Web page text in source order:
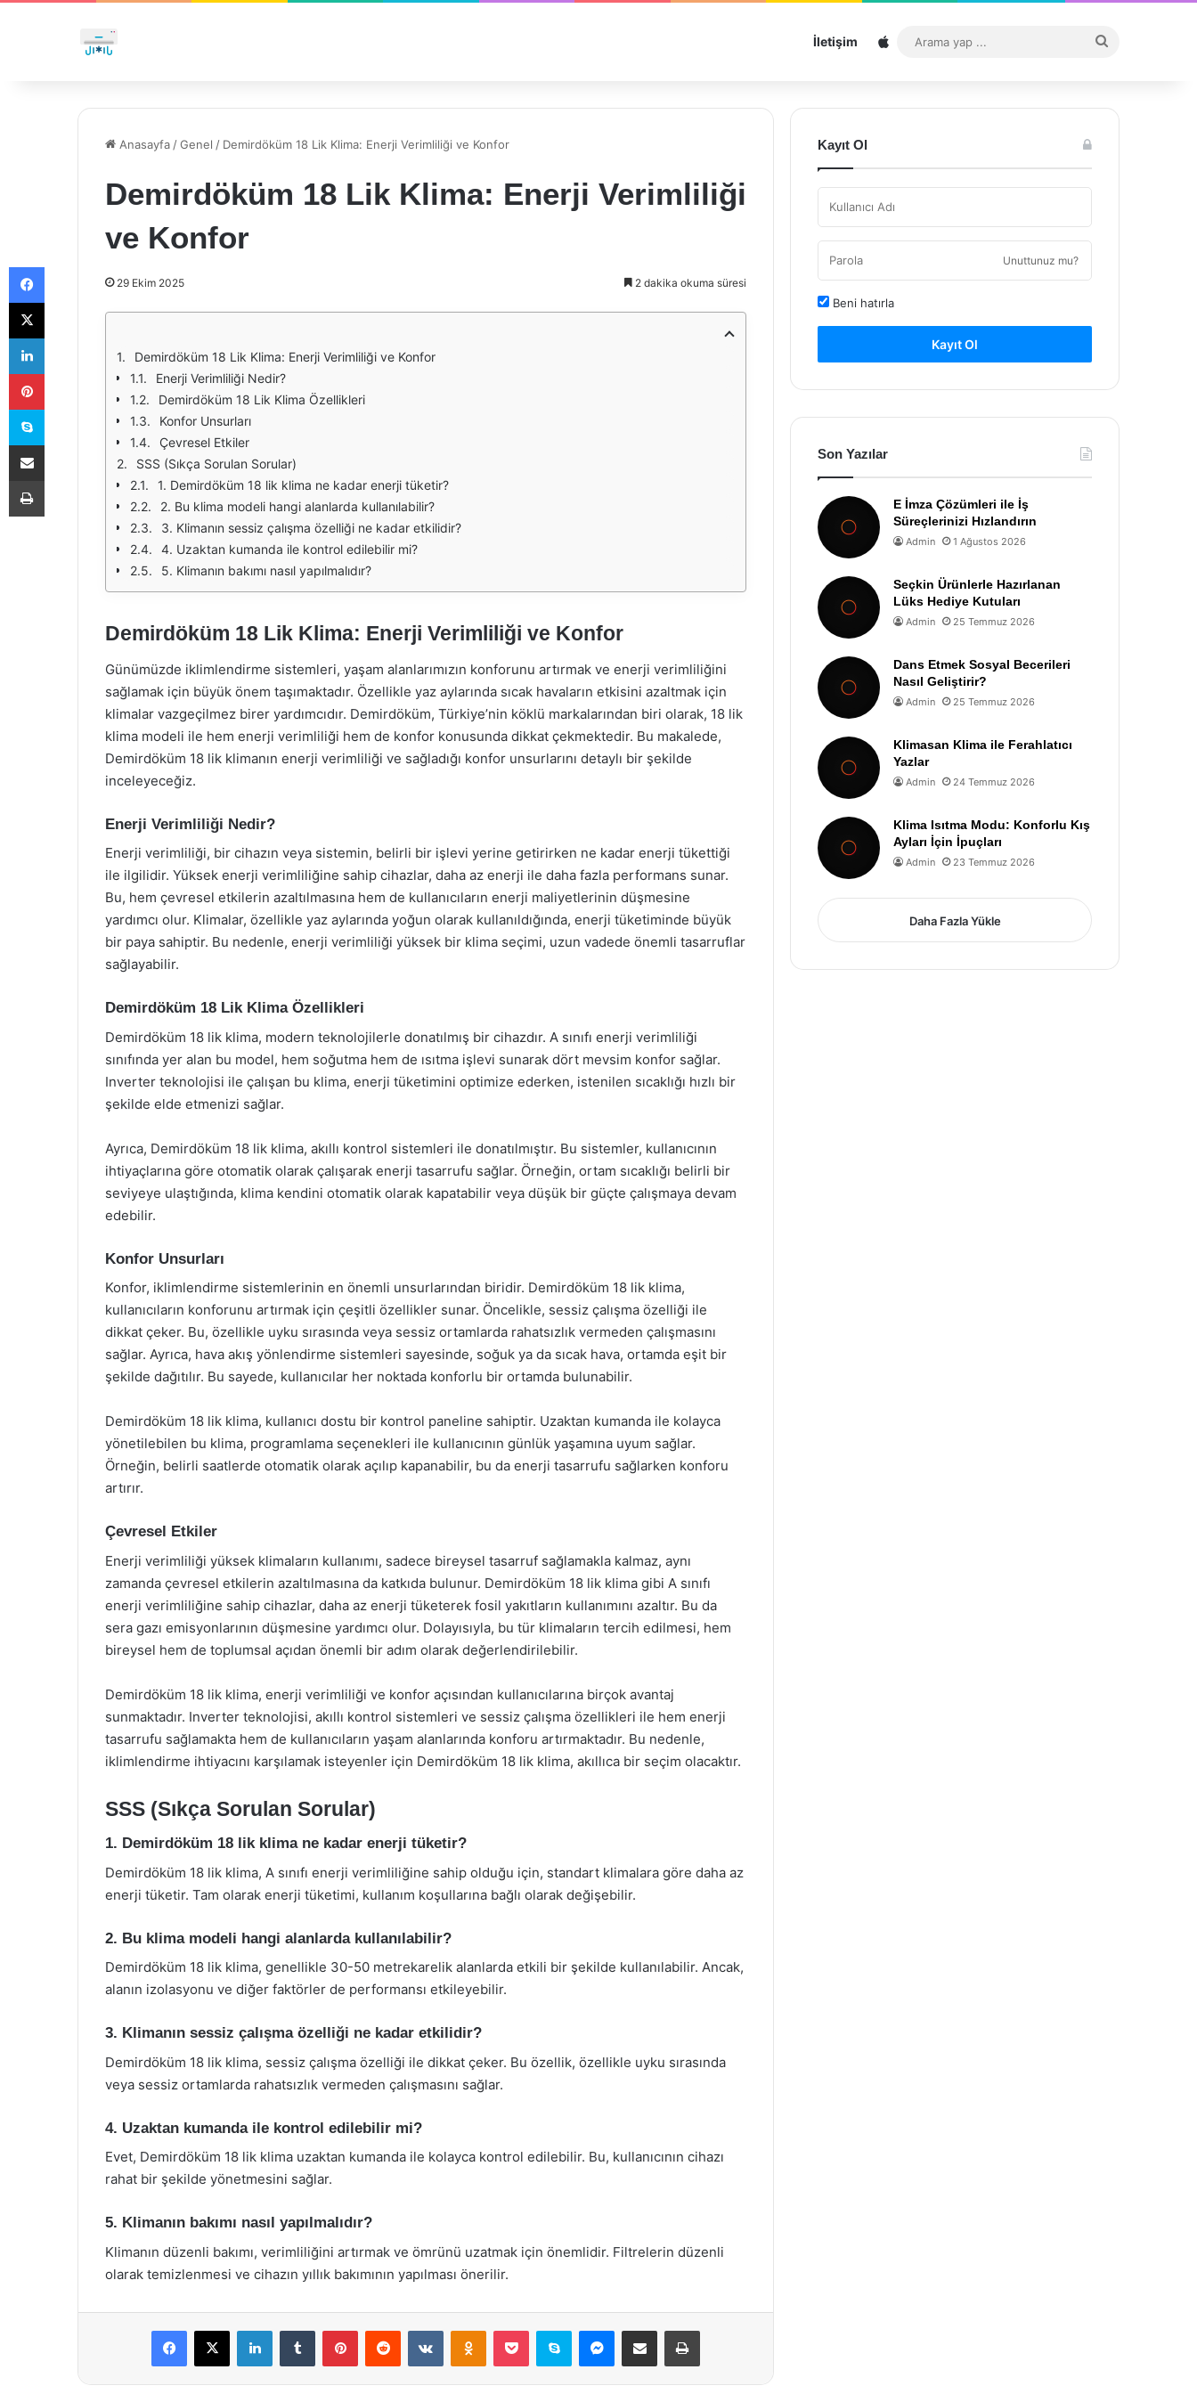
İletişim Sitemap
...
Anasayfa /Genel / Demirdöküm 18 Lik Klima: Enerji Verimliliği ve Konfor
Demirdöküm 18 Lik Klima: Enerji Verimliliği
ve Konfor
29 Ekim 2025 2 dakika okuma süresi
Demirdöküm 18 Lik Klima: Enerji Verimliliği ve Konfor
Enerji Verimliliği Nedir?
Demirdöküm 18 Lik Klima Özellikleri
Konfor Unsurları
Çevresel Etkiler
SSS (Sıkça Sorulan Sorular)
1. Demirdöküm 18 lik klima ne kadar enerji tüketir?
2. Bu klima modeli hangi alanlarda kullanılabilir?
3. Klimanın sessiz çalışma özelliği ne kadar etkilidir?
4. Uzaktan kumanda ile kontrol edilebilir mi?
5. Klimanın bakımı nasıl yapılmalıdır?
Demirdöküm 18 Lik Klima: Enerji Verimliliği ve Konfor
Günümüzde iklimlendirme sistemleri, yaşam alanlarımızın konforunu artırmak ve enerji verimliliğini
sağlamak için büyük önem taşımaktadır. Özellikle yaz aylarında sıcak havaların etkisini azaltmak için
klimalar vazgeçilmez birer yardımcıdır. Demirdöküm, Türkiye’nin köklü markalarından biri olarak, 18 lik
klima modeli ile hem enerji verimliliği hem de konfor konusunda dikkat çekmektedir. Bu makalede,
Demirdöküm 18 lik klimanın enerji verimliliği ve sağladığı konfor unsurlarını detaylı bir şekilde
inceleyeceğiz.
Enerji Verimliliği Nedir?
Enerji verimliliği, bir cihazın veya sistemin, belirli bir işlevi yerine getirirken ne kadar enerji tükettiği
ile ilgilidir. Yüksek enerji verimliliğine sahip cihazlar, daha az enerji ile daha fazla performans sunar.
Bu, hem çevresel etkilerin azaltılmasına hem de kullanıcıların enerji maliyetlerinin düşmesine
yardımcı olur. Klimalar, özellikle yaz aylarında yoğun olarak kullanıldığında, enerji tüketiminde büyük
bir paya sahiptir. Bu nedenle, enerji verimliliği yüksek bir klima seçimi, uzun vadede önemli tasarruflar
sağlayabilir.
Demirdöküm 18 Lik Klima Özellikleri
Demirdöküm 18 lik klima, modern teknolojilerle donatılmış bir cihazdır. A sınıfı enerji verimliliği
sınıfında yer alan bu model, hem soğutma hem de ısıtma işlevi sunarak dört mevsim konfor sağlar.
Inverter teknolojisi ile çalışan bu klima, enerji tüketimini optimize ederken, istenilen sıcaklığı hızlı bir
şekilde elde etmenizi sağlar.
Ayrıca, Demirdöküm 18 lik klima, akıllı kontrol sistemleri ile donatılmıştır. Bu sistemler, kullanıcının
ihtiyaçlarına göre otomatik olarak çalışarak enerji tasarrufu sağlar. Örneğin, ortam sıcaklığı belirli bir
seviyeye ulaştığında, klima kendini otomatik olarak kapatabilir veya düşük bir güçte çalışmaya devam
edebilir.
Konfor Unsurları
Konfor, iklimlendirme sistemlerinin en önemli unsurlarından biridir. Demirdöküm 18 lik klima,
kullanıcıların konforunu artırmak için çeşitli özellikler sunar. Öncelikle, sessiz çalışma özelliği ile
dikkat çeker. Bu, özellikle uyku sırasında veya sessiz ortamlarda rahatsızlık vermeden çalışmasını
sağlar. Ayrıca, hava akış yönlendirme sistemleri sayesinde, soğuk ya da sıcak hava, ortamda eşit bir
şekilde dağıtılır. Bu sayede, kullanıcılar her noktada konforlu bir ortamda bulunabilir.
Demirdöküm 18 lik klima, kullanıcı dostu bir kontrol paneline sahiptir. Uzaktan kumanda ile kolayca
yönetilebilen bu klima, programlama seçenekleri ile kullanıcının günlük yaşamına uyum sağlar.
Örneğin, belirli saatlerde otomatik olarak açılıp kapanabilir, bu da enerji tasarrufu sağlarken konforu
artırır.
Çevresel Etkiler
Enerji verimliliği yüksek klimaların kullanımı, sadece bireysel tasarruf sağlamakla kalmaz, aynı
zamanda çevresel etkilerin azaltılmasına da katkıda bulunur. Demirdöküm 18 lik klima gibi A sınıfı
enerji verimliliğine sahip cihazlar, daha az enerji tüketerek fosil yakıtların kullanımını azaltır. Bu da
sera gazı emisyonlarının düşmesine yardımcı olur. Dolayısıyla, bu tür klimaların tercih edilmesi, hem
bireysel hem de toplumsal açıdan önemli bir adım olarak değerlendirilebilir.
Demirdöküm 18 lik klima, enerji verimliliği ve konfor açısından kullanıcılarına birçok avantaj
sunmaktadır. Inverter teknolojisi, akıllı kontrol sistemleri ve sessiz çalışma özellikleri ile hem enerji
tasarrufu sağlamakta hem de kullanıcıların yaşam alanlarında konforu artırmaktadır. Bu nedenle,
iklimlendirme ihtiyacını karşılamak isteyenler için Demirdöküm 18 lik klima, akıllıca bir seçim olacaktır.
SSS (Sıkça Sorulan Sorular)
1. Demirdöküm 18 lik klima ne kadar enerji tüketir?
Demirdöküm 18 lik klima, A sınıfı enerji verimliliğine sahip olduğu için, standart klimalara göre daha az
enerji tüketir. Tam olarak enerji tüketimi, kullanım koşullarına bağlı olarak değişebilir.
2. Bu klima modeli hangi alanlarda kullanılabilir?
Demirdöküm 18 lik klima, genellikle 30-50 metrekarelik alanlarda etkili bir şekilde kullanılabilir. Ancak,
alanın izolasyonu ve diğer faktörler de performansı etkileyebilir.
3. Klimanın sessiz çalışma özelliği ne kadar etkilidir?
Demirdöküm 18 lik klima, sessiz çalışma özelliği ile dikkat çeker. Bu özellik, özellikle uyku sırasında
veya sessiz ortamlarda rahatsızlık vermeden çalışmasını sağlar.
4. Uzaktan kumanda ile kontrol edilebilir mi?
Evet, Demirdöküm 18 lik klima uzaktan kumanda ile kolayca kontrol edilebilir. Bu, kullanıcının cihazı
rahat bir şekilde yönetmesini sağlar.
5. Klimanın bakımı nasıl yapılmalıdır?
Klimanın düzenli bakımı, verimliliğini artırmak ve ömrünü uzatmak için önemlidir. Filtrelerin düzenli
olarak temizlenmesi ve cihazın yıllık bakımının yapılması önerilir.
Facebook
X LinkedInTumblr PinterestReddit VKontakteOdnoklassniki
Pocket Skype Messenger
E-Posta ile paylaş Yazdır
Kayıt Ol
Unuttunuz mu?
Beni hatırla
Kayıt Ol
Son Yazılar
E İmza Çözümleri ile İş
Süreçlerinizi Hızlandırın
Admin 1 Ağustos 2026
Seçkin Ürünlerle Hazırlanan
Lüks Hediye Kutuları
Admin 25 Temmuz 2026
Dans Etmek Sosyal Becerileri
Nasıl Geliştirir?
Admin 25 Temmuz 2026
Klimasan Klima ile Ferahlatıcı
Yazlar
Admin 24 Temmuz 2026
Klima Isıtma Modu: Konforlu Kış
Ayları İçin İpuçları
Admin 23 Temmuz 2026
Daha Fazla Yükle
Facebook
X
LinkedIn
Pinterest
Skype
E-Posta ile paylaş